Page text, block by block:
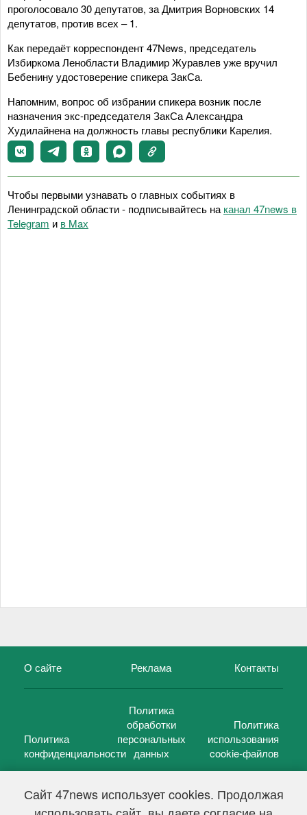
Сайт 47news использует cookies. Продолжая
проголосовало 30 депутатов, за Дмитрия Ворновских 14
депутатов, против всех – 1.
Как передаёт корреспондент 47News, председатель
Избиркома Ленобласти Владимир Журавлев уже вручил
Бебенину удостоверение спикера ЗакСа.
Напомним, вопрос об избрании спикера возник после
назначения экс-председателя ЗакСа Александра
Худилайнена на должность главы республики Карелия.
Чтобы первыми узнавать о главных событиях в
Ленинградской области - подписывайтесь на канал 47news в
Telegram и в Maх
О сайте Реклама Контакты
Политика
конфиденциальности
Политика
обработки
персональных
данных
Политика
использования
cookie-файлов